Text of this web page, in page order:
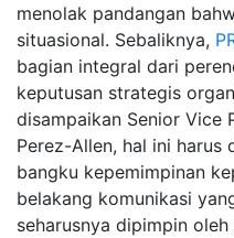
menolak pandangan
situasional. Sebaliknya,
bagian integral dari
keputusan strategis
disampaikan Senior Vice
Perez-Allen, hal ini harus
bangku kepemimpinan
belakang komunikasi
seharusnya dipimpin